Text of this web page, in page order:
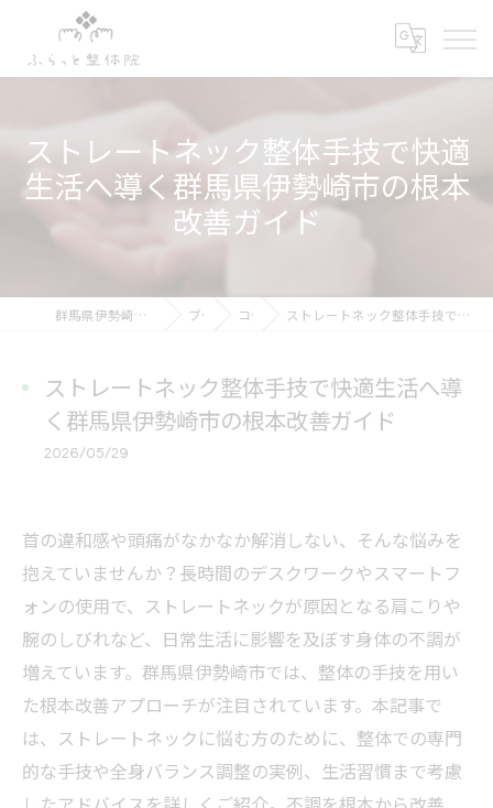
ストレートネック整体手技で快適
生活へ導く群馬県伊勢崎市の根本
改善ガイド
群馬県伊勢崎市の整体ならふらっと整体院 ブログ コラム ストレートネック整体手技で快適生活へ導く群馬県伊勢崎市の根本改善ガイド
ストレートネック整体手技で快適生活へ導
く群馬県伊勢崎市の根本改善ガイド
2026/05/29
首の違和感や頭痛がなかなか解消しない、そんな悩みを
抱えていませんか？長時間のデスクワークやスマートフ
ォンの使用で、ストレートネックが原因となる肩こりや
腕のしびれなど、日常生活に影響を及ぼす身体の不調が
増えています。群馬県伊勢崎市では、整体の手技を用い
た根本改善アプローチが注目されています。本記事で
は、ストレートネックに悩む方のために、整体での専門
的な手技や全身バランス調整の実例、生活習慣まで考慮